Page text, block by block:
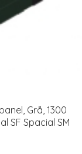
Grå, 1300
SF Spacial SM